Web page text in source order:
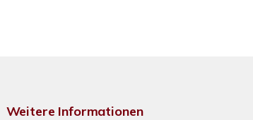
Weitere Informationen